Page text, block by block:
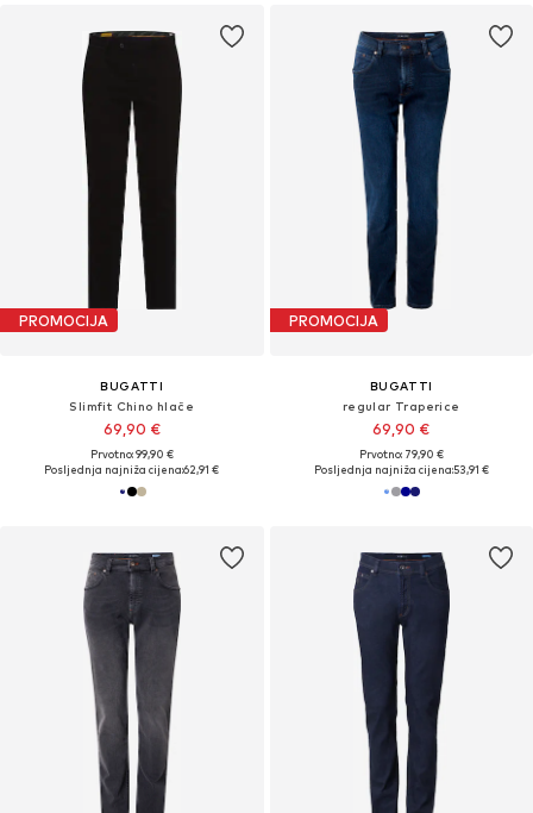
PROMOCIJA
BUGATTI
Slimfit Chino hlače
69,90 €
Prvotno: 99,90 €
Posljednja najniža cijena:62,91 €
PROMOCIJA
BUGATTI
regular Traperice
69,90 €
Prvotno: 79,90 €
Posljednja najniža cijena:53,91 €